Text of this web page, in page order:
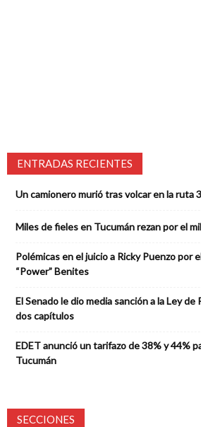
ENTRADAS RECIENTES
Un camionero murió tras volcar en la ruta
Miles de fieles en Tucumán rezan por el
Polémicas en el juicio a Ricky Puenzo por
“Power” Benites
El Senado le dio media sanción a la Ley de
dos capítulos
EDET anunció un tarifazo de 38% y 44%
Tucumán
SECCIONES